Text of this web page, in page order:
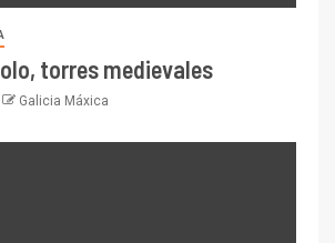
torres medievales
Galicia Máxica